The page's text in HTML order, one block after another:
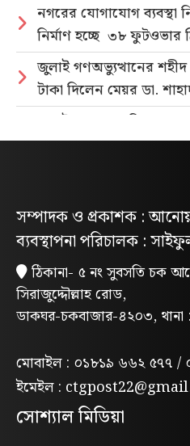
নগরের যোগাযোগ ব্যবস্থা
নির্মাণ হচ্ছে ৩৮ ফুটওভার
জুলাই গণঅভ্যুত্থানের
টাকা দিলেন মেয়র ডা.
জুলাই গণহত্যার বিচার ও
বাস্তবায়নের দাবিতে জাতীয়
পরিবেশবান্ধব ই-রিকশার
গণভোটের রায় ও জুলাই সনদ
দাবিতে লোহাগাড়ায়
মিছিল
“চাঁদা নাপেয়ে পেঁপে বাগান
সন্ত্রাসীদের গ্রেপ্তারের
বিক্ষোভ”
লোহাগাড়ায় পরিবেশক
উদ্যোগে বন্যাদুর্গতদের
সম্পাদক ও প্রকাশক :
ব্যবস্থাপনা পরিচালক :
ঠিকানা- ৫ নং সুবসতি চক
সিরাজুদ্দৌল্লাহ রোড,
ডাকঘর-চকবাজার-৪২০৩, থানা :
মোবাইল : ০১৮১৯ ৬৬২ ৫৭৭ /
ইমেইল :
সোশ্যাল মিডিয়া